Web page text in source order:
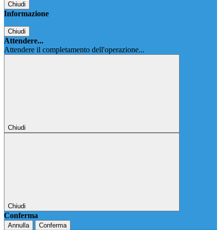
Chiudi
Informazione
Chiudi
Attendere...
Attendere il completamento dell'operazione...
Chiudi
Chiudi
Conferma
Annulla Conferma